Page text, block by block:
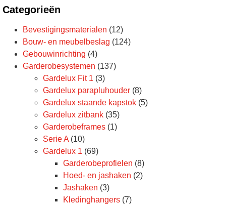
Categorieën
Bevestigingsmaterialen (12)
Bouw- en meubelbeslag (124)
Gebouwinrichting (4)
Garderobesystemen (137)
Gardelux Fit 1 (3)
Gardelux parapluhouder (8)
Gardelux staande kapstok (5)
Gardelux zitbank (35)
Garderobeframes (1)
Serie A (10)
Gardelux 1 (69)
Garderobeprofielen (8)
Hoed- en jashaken (2)
Jashaken (3)
Kledinghangers (7)